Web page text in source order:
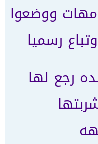
ووضعوا
رسميا
رجع لها